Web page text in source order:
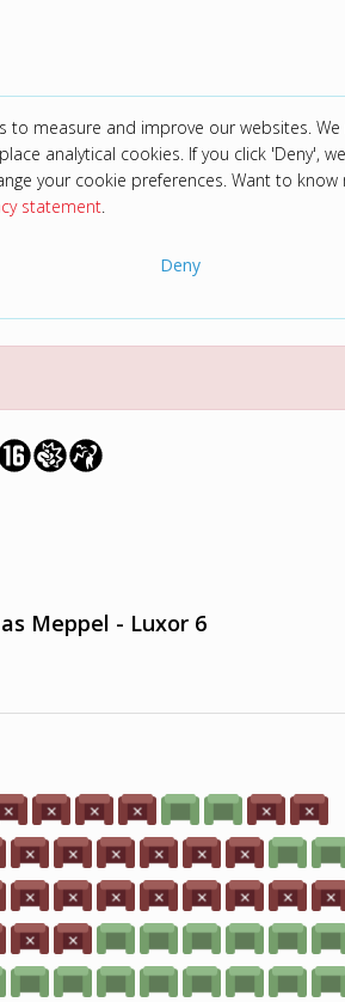
to measure and improve our websites.
analytical cookies. If you click 'Deny',
your cookie preferences. Want to
statement.
Deny
Meppel - Luxor 6